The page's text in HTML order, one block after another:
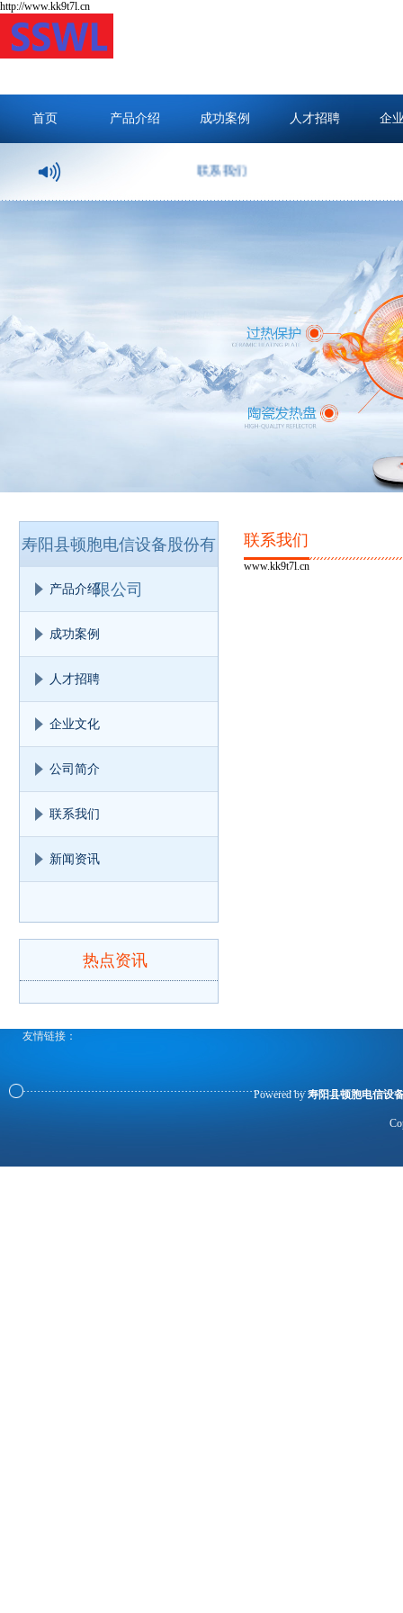
http://www.kk9t7l.cn
首页 产品介绍 成功案例 人才招聘 企
联系我们
寿阳县顿胞电信设备股份有
限公司
产品介绍
成功案例
人才招聘
企业文化
公司简介
联系我们
新闻资讯
热点资讯
联系我们
www.kk9t7l.cn
友情链接：
Powered by寿阳县顿胞电信设